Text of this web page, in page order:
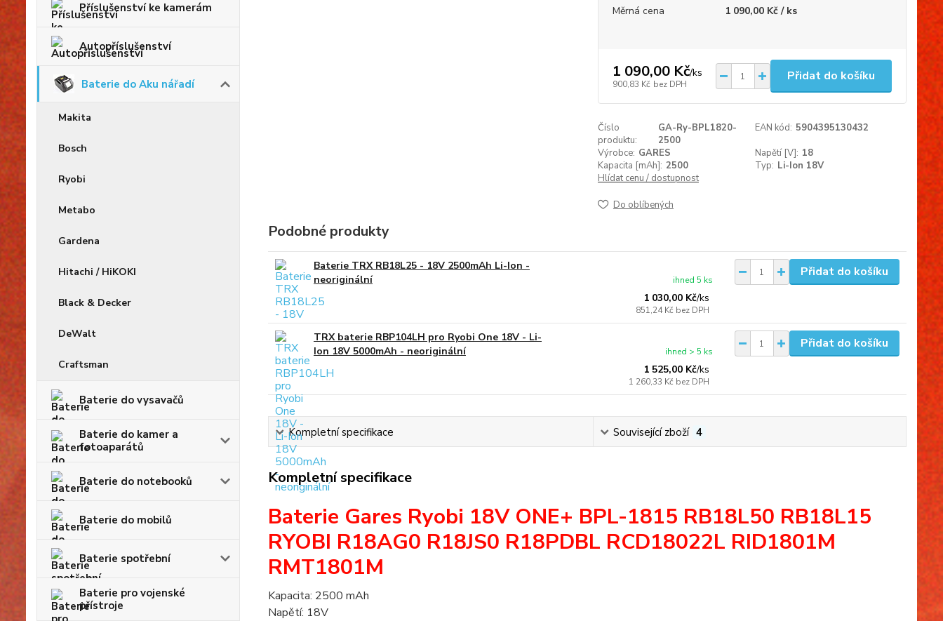
Příslušenství ke kamerám
Autopříslušenství
Baterie do Aku nářadí
Makita
Bosch
Ryobi
Metabo
Gardena
Hitachi / HiKOKI
Black & Decker
DeWalt
Craftsman
Baterie do vysavačů
Baterie do kamer a
fotoaparátů
Baterie do notebooků
Baterie do mobilů
Baterie spotřební
Baterie pro vojenské
přístroje
Měrná cena
1 090,00 Kč / ks
1 090,00 Kč/ks
900,83 Kč bez DPH
Přidat do košíku
Číslo
produktu:
GA-Ry-BPL1820-
2500
EAN kód: 5904395130432
Výrobce: GARES Napětí [V]: 18
Kapacita [mAh]: 2500 Typ: Li-Ion 18V
Hlídat cenu / dostupnost
Do oblíbených
Podobné produkty
Baterie TRX RB18L25 - 18V 2500mAh Li-Ion -
neoriginální
1 030,00 Kč/ks
851,24 Kč bez DPH
ihned 5 ks
Přidat do košíku
TRX baterie RBP104LH pro Ryobi One 18V - Li-
Ion 18V 5000mAh - neoriginální
1 525,00 Kč/ks
1 260,33 Kč bez DPH
ihned > 5 ks
Přidat do košíku
Kompletní specifikace Související zboží 4
Kompletní specifikace
Baterie Gares Ryobi 18V ONE+ BPL-1815 RB18L50 RB18L15
RYOBI R18AG0 R18JS0 R18PDBL RCD18022L RID1801M
RMT1801M
Kapacita: 2500 mAh
Napětí: 18V